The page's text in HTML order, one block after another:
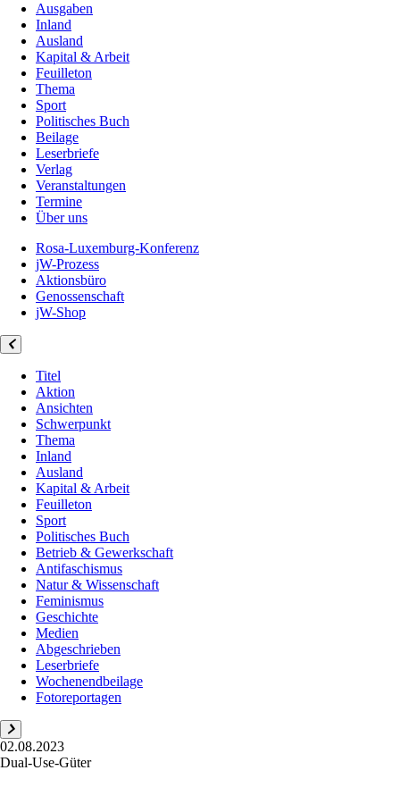
Ausgaben
Inland
Ausland
Kapital & Arbeit
Feuilleton
Thema
Sport
Politisches Buch
Beilage
Leserbriefe
Verlag
Veranstaltungen
Termine
Über uns
Rosa-Luxemburg-Konferenz
jW-Prozess
Aktionsbüro
Genossenschaft
jW-Shop
Titel
Aktion
Ansichten
Schwerpunkt
Thema
Inland
Ausland
Kapital & Arbeit
Feuilleton
Sport
Politisches Buch
Betrieb & Gewerkschaft
Antifaschismus
Natur & Wissenschaft
Feminismus
Geschichte
Medien
Abgeschrieben
Leserbriefe
Wochenendbeilage
Fotoreportagen
02.08.2023
Dual-Use-Güter